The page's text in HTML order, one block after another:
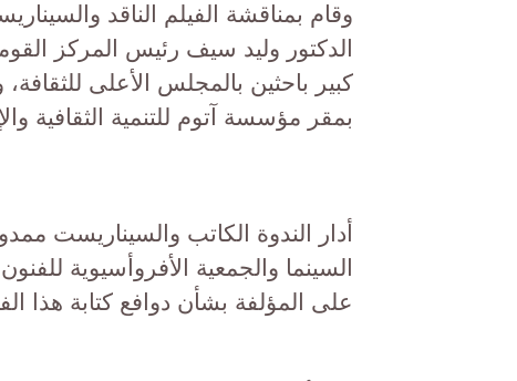
وقام بمناقشة الفيلم الناقد
الدكتور وليد سيف رئيس المركز
كبير باحثين بالمجلس الأعلى
بمقر مؤسسة آتوم للتنمية الثقافية
أدار الندوة الكاتب والسيناريست
السينما والجمعية الأفروأسيوية
على المؤلفة بشأن دوافع كتابة هذا